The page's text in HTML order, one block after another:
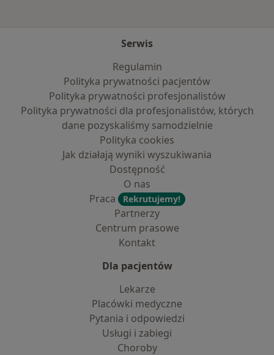
Serwis
Regulamin
Polityka prywatności pacjentów
Polityka prywatności profesjonalistów
Polityka prywatności dla profesjonalistów, których
dane pozyskaliśmy samodzielnie
Polityka cookies
Jak działają wyniki wyszukiwania
Dostępność
O nas
Praca
Rekrutujemy!
Partnerzy
Centrum prasowe
Kontakt
Dla pacjentów
Lekarze
Placówki medyczne
Pytania i odpowiedzi
Usługi i zabiegi
Choroby